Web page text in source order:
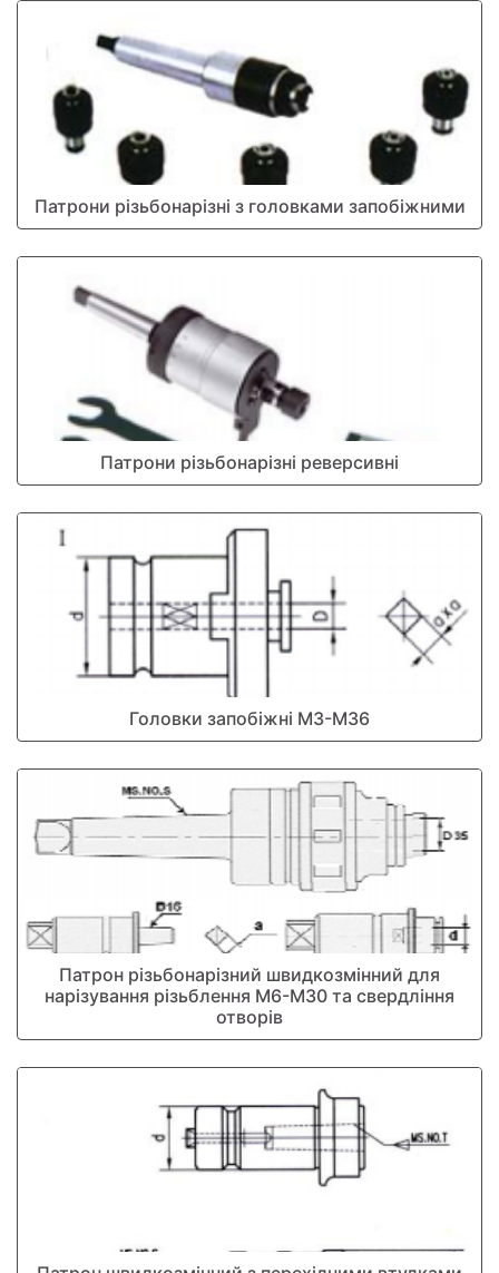
Патрони різьбонарізні з головками запобіжними
Патрони різьбонарізні реверсивні
Головки запобіжні М3-М36
Патрон різьбонарізний швидкозмінний для
нарізування різьблення М6-М30 та свердління
отворів